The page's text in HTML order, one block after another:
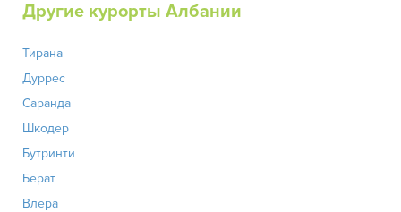
Другие курорты Албании
Тирана
Дуррес
Саранда
Шкодер
Бутринти
Берат
Влера